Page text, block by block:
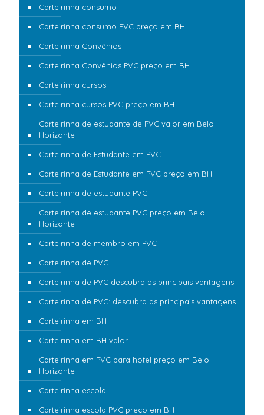
Carteirinha consumo
Carteirinha consumo PVC preço em BH
Carteirinha Convênios
Carteirinha Convênios PVC preço em BH
Carteirinha cursos
Carteirinha cursos PVC preço em BH
Carteirinha de estudante de PVC valor em Belo
Horizonte
Carteirinha de Estudante em PVC
Carteirinha de Estudante em PVC preço em BH
Carteirinha de estudante PVC
Carteirinha de estudante PVC preço em Belo
Horizonte
Carteirinha de membro em PVC
Carteirinha de PVC
Carteirinha de PVC descubra as principais vantagens
Carteirinha de PVC: descubra as principais vantagens
Carteirinha em BH
Carteirinha em BH valor
Carteirinha em PVC para hotel preço em Belo
Horizonte
Carteirinha escola
Carteirinha escola PVC preço em BH